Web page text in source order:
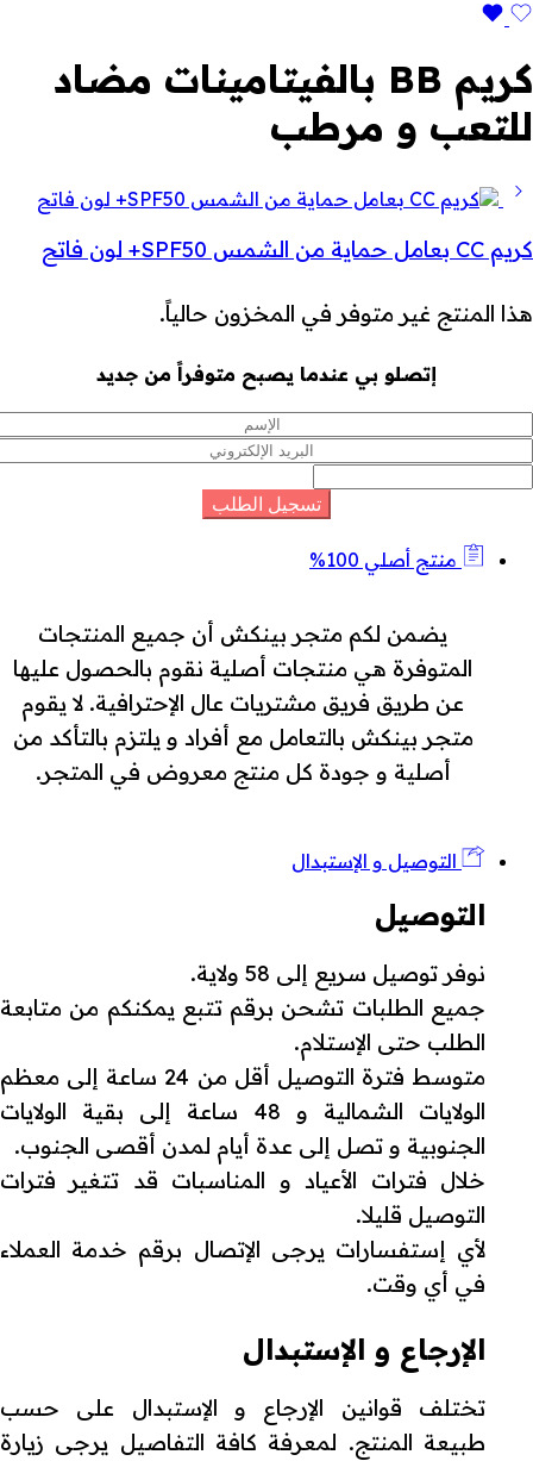
كريم BB بالفيتامينات مضاد
للتعب و مرطب
كريم CC بعامل حماية من الشمس SPF50+ لون فاتح
هذا المنتج غير متوفر في المخزون حالياً.
إتصلو بي عندما يصبح متوفراً من جديد
منتج أصلي 100%
يضمن لكم متجر بينكش أن جميع المنتجات
المتوفرة هي منتجات أصلية نقوم بالحصول عليها
عن طريق فريق مشتريات عال الإحترافية. لا يقوم
متجر بينكش بالتعامل مع أفراد و يلتزم بالتأكد من
أصلية و جودة كل منتج معروض في المتجر.
التوصيل و الإستبدال
التوصيل
نوفر توصيل سريع إلى 58 ولاية.
جميع الطلبات تشحن برقم تتبع يمكنكم من متابعة
الطلب حتى الإستلام.
متوسط فترة التوصيل أقل من 24 ساعة إلى معظم
الولايات الشمالية و 48 ساعة إلى بقية الولايات
الجنوبية و تصل إلى عدة أيام لمدن أقصى الجنوب.
خلال فترات الأعياد و المناسبات قد تتغير فترات
التوصيل قليلا.
لأي إستفسارات يرجى الإتصال برقم خدمة العملاء
في أي وقت.
الإرجاع و الإستبدال
تختلف قوانين الإرجاع و الإستبدال على حسب
طبيعة المنتج. لمعرفة كافة التفاصيل يرجى زيارة